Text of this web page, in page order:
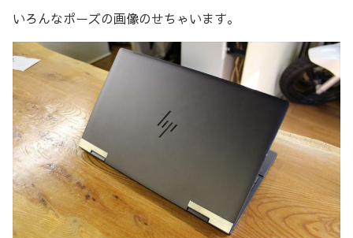
いろんなポーズの画像のせちゃいます。